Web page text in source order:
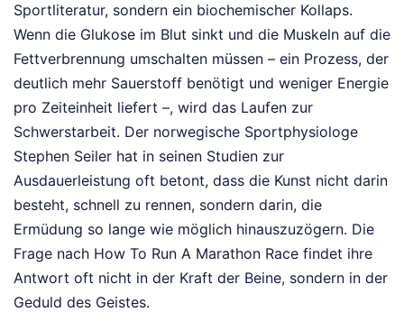
Sportliteratur, sondern ein biochemischer Kollaps.
Wenn die Glukose im Blut sinkt und die Muskeln auf die
Fettverbrennung umschalten müssen – ein Prozess, der
deutlich mehr Sauerstoff benötigt und weniger Energie
pro Zeiteinheit liefert –, wird das Laufen zur
Schwerstarbeit. Der norwegische Sportphysiologe
Stephen Seiler hat in seinen Studien zur
Ausdauerleistung oft betont, dass die Kunst nicht darin
besteht, schnell zu rennen, sondern darin, die
Ermüdung so lange wie möglich hinauszuzögern. Die
Frage nach How To Run A Marathon Race findet ihre
Antwort oft nicht in der Kraft der Beine, sondern in der
Geduld des Geistes.